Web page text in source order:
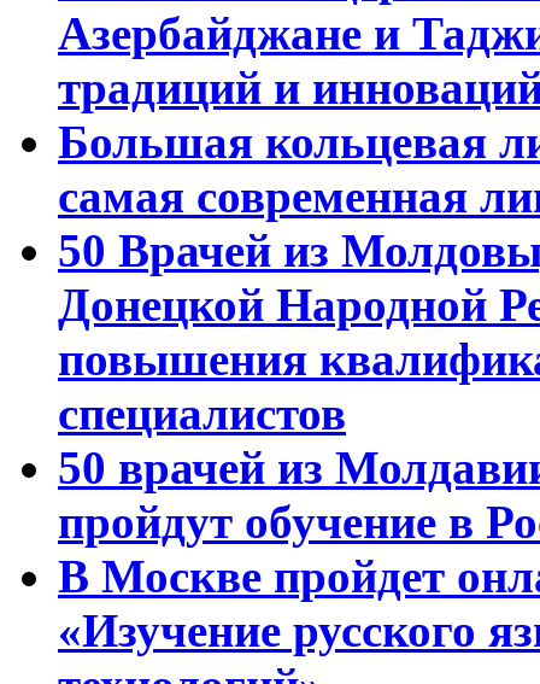
Азербайджане и
традиций и
Большая кольцевая
самая современная
50 Врачей из
Донецкой Народной
повышения
специалистов
50 врачей из
пройдут обучение в
В Москве пройдет
«Изучение русского